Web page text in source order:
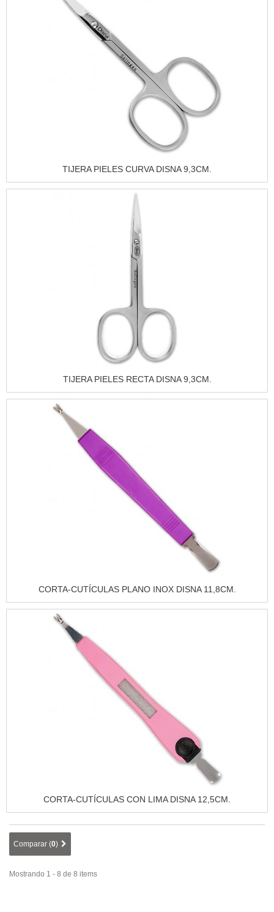
Vista rápida
TIJERA PIELES CURVA DISNA 9,3CM.
Vista rápida
TIJERA PIELES RECTA DISNA 9,3CM.
Vista rápida
CORTA-CUTÍCULAS PLANO INOX DISNA 11,8CM.
Vista rápida
CORTA-CUTÍCULAS CON LIMA DISNA 12,5CM.
Comparar (0)
Mostrando 1 - 8 de 8 items